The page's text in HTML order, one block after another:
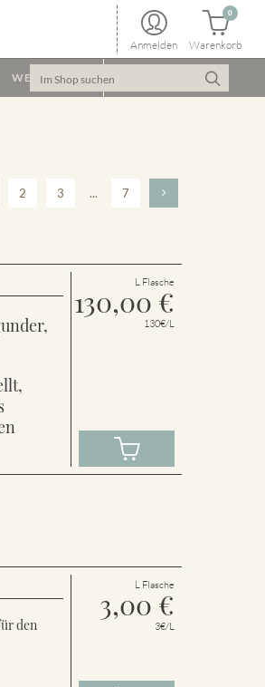
Anmelden Warenkorb
0
WEINPAKET
2 3 ... 7
L Flasche
130,00 €
130€/L
den
L Flasche
3,00 €
3€/L